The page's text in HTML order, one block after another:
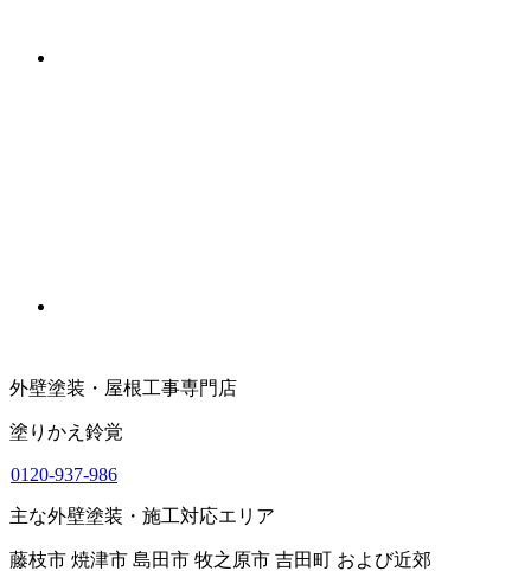
外壁塗装・屋根工事専門店
塗りかえ鈴覚
0120-937-986
主な外壁塗装・施工対応エリア
藤枝市 焼津市 島田市 牧之原市 吉田町 および近郊